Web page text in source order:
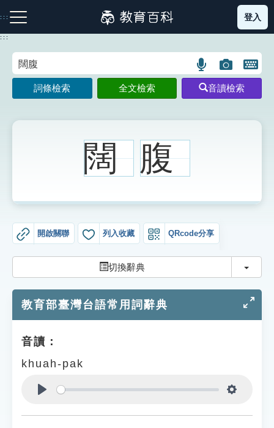
到
主
:::
注音索引圖示 筆畫索引圖示 部首索引表圖示
生字詞彙表
知識索引
遊戲專區
登入
:::
語
言
搜
圖
片
搜
開
鍵
圖
詞條檢索 全文檢索 音讀檢索
闊 腹
開啟關聯 列入收藏 QRcode分享
切換辭典 切換
教育部臺灣台語常用詞辭典
音讀：
khuah-pak